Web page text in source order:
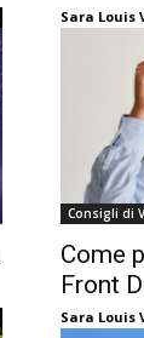
Sara Louis
Consigli di
Come
Front
Sara Louis